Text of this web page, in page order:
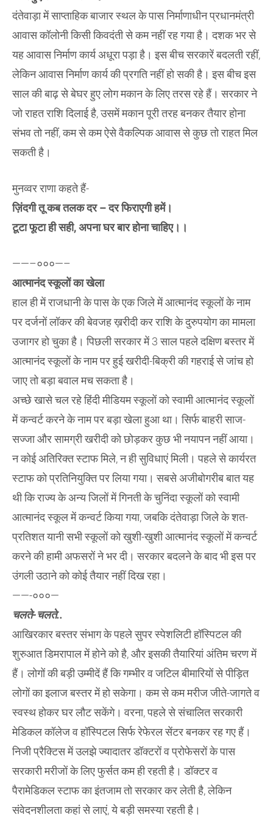
दंतेवाड़ा में साप्ताहिक बाजार स्थल के पास निर्माणाधीन प्रधानमंत्री
आवास कॉलोनी किसी किवदंती से कम नहीं रह गया है। दशक भर से
यह आवास निर्माण कार्य अधूरा पड़ा है। इस बीच सरकारें बदलती रहीं,
लेकिन आवास निर्माण कार्य की प्रगति नहीं हो सकी है। इस बीच इस
साल की बाढ़ से बेघर हुए लोग मकान के लिए तरस रहे हैं। सरकार ने
जो राहत राशि दिलाई है, उसमें मकान पूरी तरह बनकर तैयार होना
संभव तो नहीं, कम से कम ऐसे वैकल्पिक आवास से कुछ तो राहत मिल
सकती है।
मुनव्वर राणा कहते हैं-
ज़िंदगी तू कब तलक दर – दर फिराएगी हमें।
टूटा फूटा ही सही, अपना घर बार होना चाहिए।।
——–०००—–
आत्मानंद स्कूलों का खेला
हाल ही में राजधानी के पास के एक जिले में आत्मानंद स्कूलों के नाम
पर दर्जनों लॉकर की बेवजह ख़रीदी कर राशि के दुरुपयोग का मामला
उजागर हो चुका है। पिछली सरकार में 3 साल पहले दक्षिण बस्तर में
आत्मानंद स्कूलों के नाम पर हुई खरीदी-बिक्री की गहराई से जांच हो
जाए तो बड़ा बवाल मच सकता है।
अच्छे खासे चल रहे हिंदी मीडियम स्कूलों को स्वामी आत्मानंद स्कूलों
में कन्वर्ट करने के नाम पर बड़ा खेला हुआ था। सिर्फ बाहरी साज-
सज्जा और सामग्री खरीदी को छोड़कर कुछ भी नयापन नहीं आया।
न कोई अतिरिक्त स्टाफ मिले, न ही सुविधाएं मिली। पहले से कार्यरत
स्टाफ को प्रतिनियुक्ति पर लिया गया। सबसे अजीबोगरीब बात यह
थी कि राज्य के अन्य जिलों में गिनती के चुनिंदा स्कूलों को स्वामी
आत्मानंद स्कूल में कन्वर्ट किया गया, जबकि दंतेवाड़ा जिले के शत-
प्रतिशत यानी सभी स्कूलों को खुशी-खुशी आत्मानंद स्कूलों में कन्वर्ट
करने की हामी अफसरों ने भर दी। सरकार बदलने के बाद भी इस पर
उंगली उठाने को कोई तैयार नहीं दिख रहा।
——-०००—
चलते-चलते..
आखिरकार बस्तर संभाग के पहले सुपर स्पेशलिटी हॉस्पिटल की
शुरुआत डिमरापाल में होने को है, और इसकी तैयारियां अंतिम चरण में
हैं। लोगों की बड़ी उम्मीदें हैं कि गम्भीर व जटिल बीमारियों से पीड़ित
लोगों का इलाज बस्तर में हो सकेगा। कम से कम मरीज जीते-जागते व
स्वस्थ होकर घर लौट सकेंगे। वरना, पहले से संचालित सरकारी
मेडिकल कॉलेज व हॉस्पिटल सिर्फ रेफेरल सेंटर बनकर रह गए हैं।
निजी प्रैक्टिस में उलझे ज्यादातर डॉक्टरों व प्रोफेसरों के पास
सरकारी मरीजों के लिए फुर्सत कम ही रहती है। डॉक्टर व
पैरामेडिकल स्टाफ का इंतजाम तो सरकार कर लेती है, लेकिन
संवेदनशीलता कहां से लाएं, ये बड़ी समस्या रहती है।